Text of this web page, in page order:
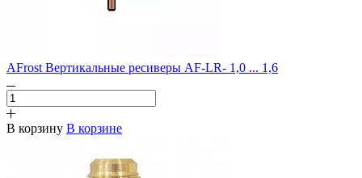
AFrost Вертикальные ресиверы AF-LR- 1,0 ... 1,6
В корзину В корзине